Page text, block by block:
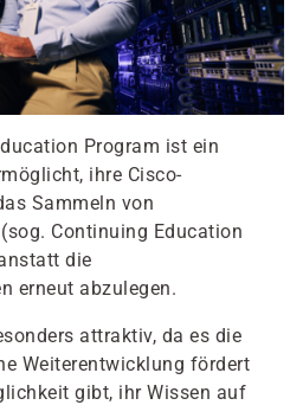
Program ist ein
ihre Cisco-
Sammeln von
Continuing Education
die
erneut abzulegen.
attraktiv, da es die
Weiterentwicklung fördert
gibt, ihr Wissen auf